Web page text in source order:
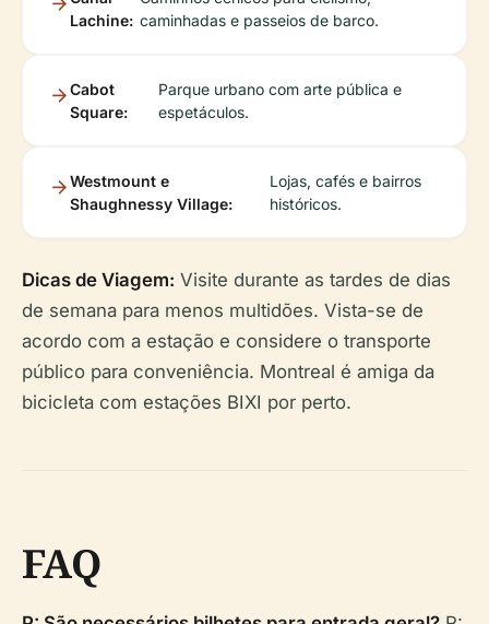
Lachine: caminhadas e passeios de barco.
Cabot
Square:
Parque urbano com arte pública e
espetáculos.
Westmount e
Shaughnessy Village:
Lojas, cafés e bairros
históricos.
Dicas de Viagem: Visite durante as tardes de dias
de semana para menos multidões. Vista-se de
acordo com a estação e considere o transporte
público para conveniência. Montreal é amiga da
bicicleta com estações BIXI por perto.
FAQ